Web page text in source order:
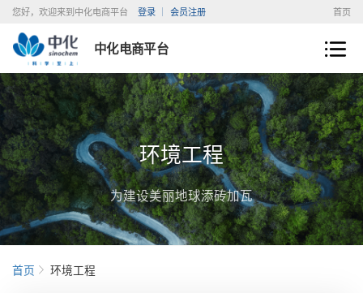
首页
您好，欢迎来到中化电商平台 登录 会员注册
中化电商平台
环境工程
为建设美丽地球添砖加瓦
首页 环境工程